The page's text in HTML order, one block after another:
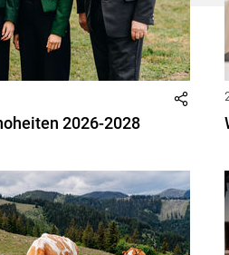
2026-2028